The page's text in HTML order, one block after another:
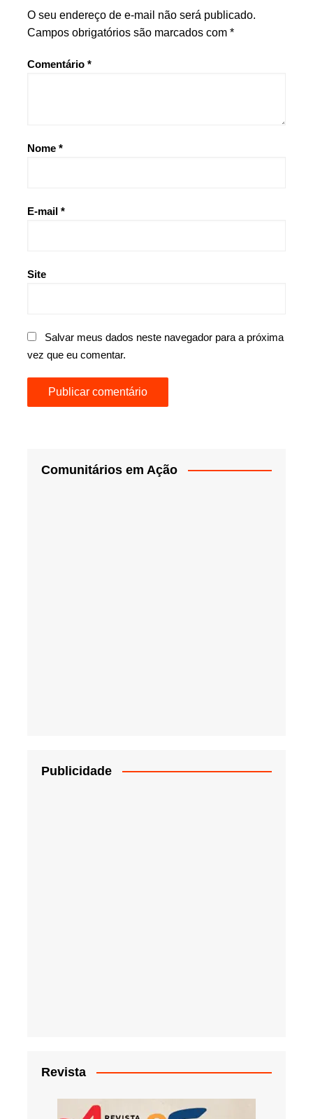
O seu endereço de e-mail não será publicado.
Campos obrigatórios são marcados com *
Comentário *
Nome *
E-mail *
Site
Salvar meus dados neste navegador para a próxima
vez que eu comentar.
Comunitários em Ação
Publicidade
Revista